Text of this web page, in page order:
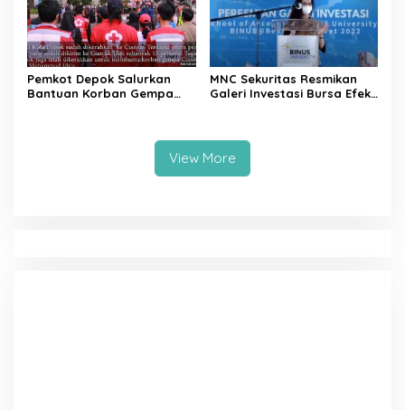
Pemkot Depok Salurkan
Bantuan Korban Gempa
MNC Sekuritas Resmikan
Galeri Investasi Bursa Efek
View More